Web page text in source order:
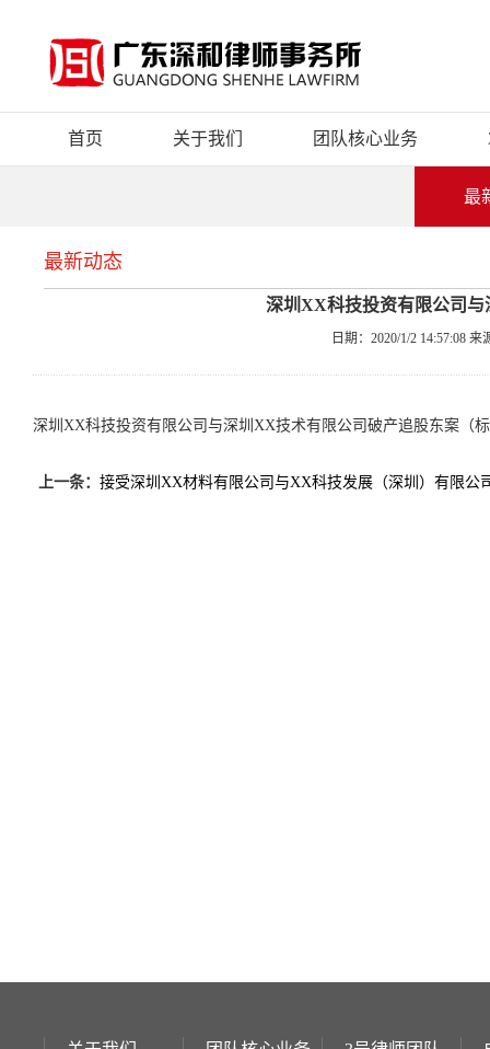
首页 关于我们 团队核心业务
最
最新动态
深圳XX科技投资有限公司
日期：2020/1/2 14:57:08
深圳XX科技投资有限公司与深圳XX技术有限公司破产追股东案（
上一条： 接受深圳XX材料有限公司与XX科技发展（深圳）有限公司破产追股东案（标的额